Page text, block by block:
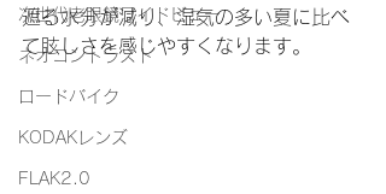
次世代老眼鏡ワイドビュー
ネオコントラスト
ロードバイク
KODAKレンズ
FLAK2.0
遮る水分が減り、湿気の多い夏に比べ
て眩しさを感じやすくなります。